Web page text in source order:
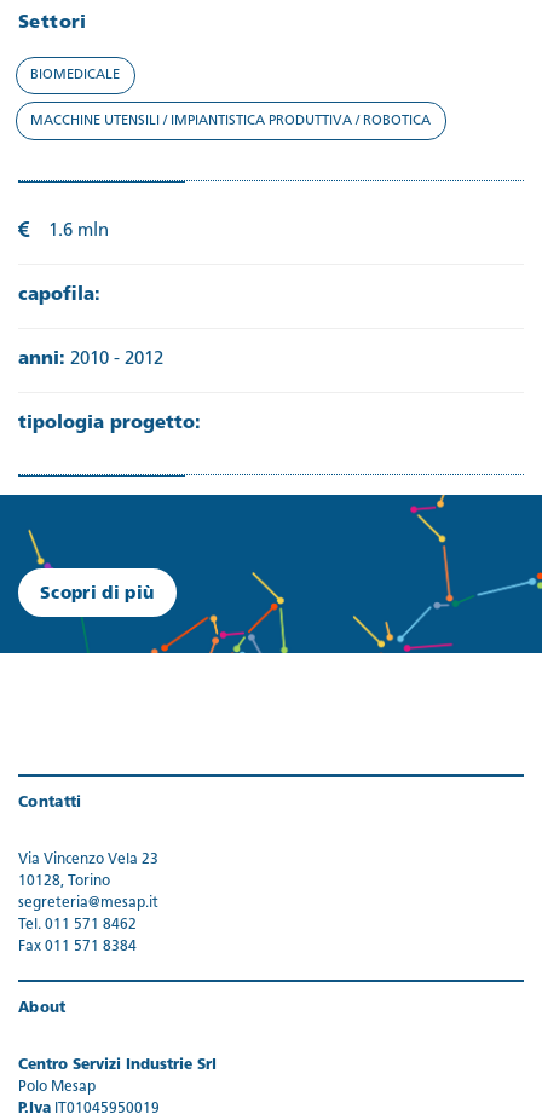
Settori
BIOMEDICALE
MACCHINE UTENSILI / IMPIANTISTICA PRODUTTIVA / ROBOTICA
1.6 mln
capofila:
anni: 2010 - 2012
tipologia progetto:
Scopri di più
Contatti
Via Vincenzo Vela 23
10128, Torino
segreteria@mesap.it
Tel. 011 571 8462
Fax 011 571 8384
About
Centro Servizi Industrie Srl
Polo Mesap
P.Iva IT01045950019